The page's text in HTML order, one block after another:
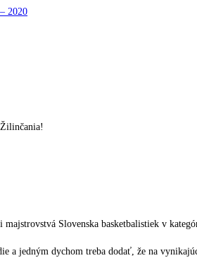
2020
majstrovstvá Slovenska basketbalistiek v
a jedným dychom treba dodať, že na